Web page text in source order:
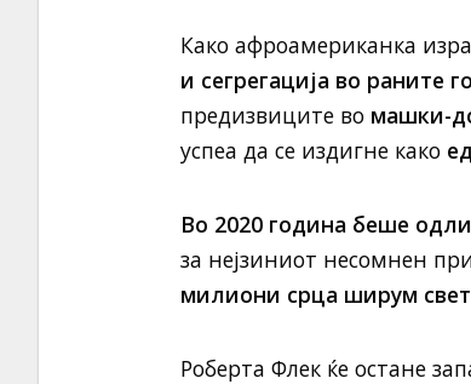
Како афроамериканка
и сегрегација во раните
предизвиците во машки-
успеа да се издигне како
Во 2020 година беше
за нејзиниот несомнен
милиони срца ширум
Роберта Флек ќе остане